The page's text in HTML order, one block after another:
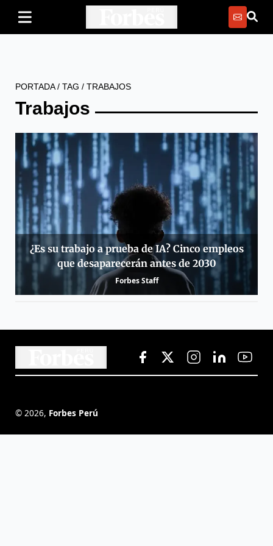
PORTADA/ TAG / TRABAJOS
Trabajos
¿Es su trabajo a prueba de IA? Cinco empleos
que desaparecerán antes de 2030
Forbes Staff
© 2026, Forbes Perú